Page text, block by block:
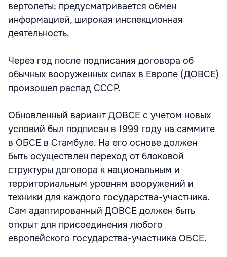
вертолеты; предусматривается обмен
информацией, широкая инспекционная
деятельность.
Через год после подписания договора об
обычных вооруженных силах в Европе (ДОВСЕ)
произошел распад СССР.
Обновленный вариант ДОВСЕ с учетом новых
условий был подписан в 1999 году на саммите
в ОБСЕ в Стамбуле. На его основе должен
быть осуществлен переход от блоковой
структуры договора к национальным и
территориальным уровням вооружений и
техники для каждого государства-участника.
Сам адаптированный ДОВСЕ должен быть
открыт для присоединения любого
европейского государства-участника ОБСЕ.